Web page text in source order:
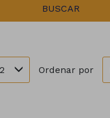
BUSCAR
Ordenar por